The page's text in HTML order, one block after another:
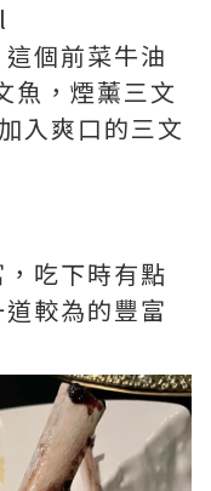
個前菜牛油
魚，煙薰三文
入爽口的三文
吃下時有點
較為的豐富